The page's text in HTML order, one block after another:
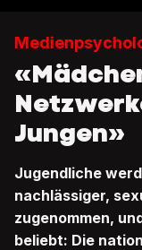
Jungen»
Jugendliche
nachlässiger,
zugenommen,
beliebt: Die